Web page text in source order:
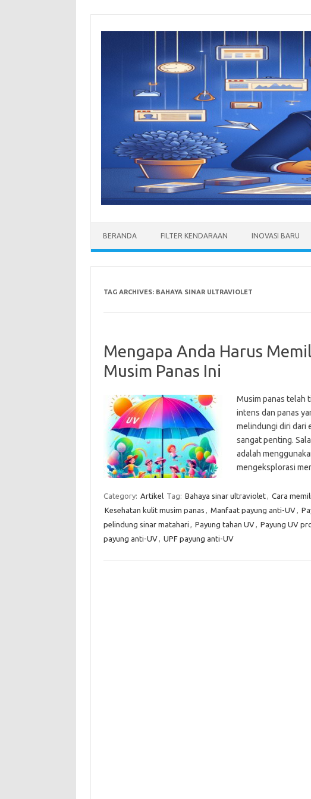
BERANDA FILTER KENDARAAN INOVASI BARU
TAG ARCHIVES: BAHAYA SINAR ULTRAVIOLET
Mengapa Anda Harus
Musim Panas Ini
Musim panas telah
intens dan panas
melindungi diri dari
sangat penting.
adalah
mengeksplorasi
Category: Artikel Tag: Bahaya sinar ultraviolet, Cara
Kesehatan kulit musim panas , Manfaat payung anti-UV,
pelindung sinar matahari , Payung tahan UV, Payung UV
payung anti-UV, UPF payung anti-UV